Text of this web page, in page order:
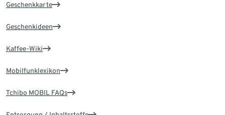
Geschenkkarte
Geschenkideen
Kaffee-Wiki
Mobilfunklexikon
Tchibo MOBIL FAQs